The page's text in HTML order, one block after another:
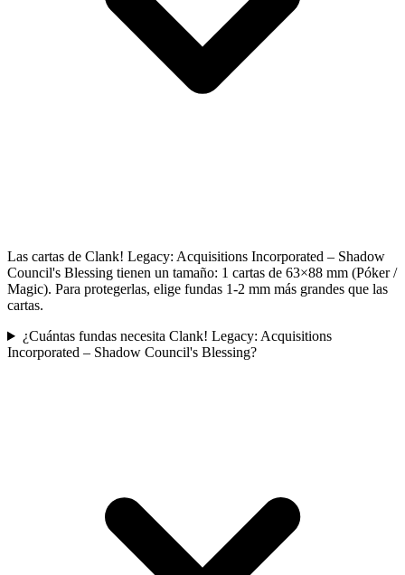
Las cartas de Clank! Legacy: Acquisitions Incorporated – Shadow
Council's Blessing tienen un tamaño: 1 cartas de 63×88 mm (Póker /
Magic). Para protegerlas, elige fundas 1-2 mm más grandes que las
cartas.
¿Cuántas fundas necesita Clank! Legacy: Acquisitions
Incorporated – Shadow Council's Blessing?